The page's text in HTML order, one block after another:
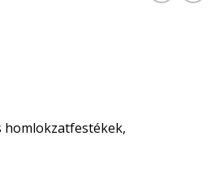
homlokzatfestékek,